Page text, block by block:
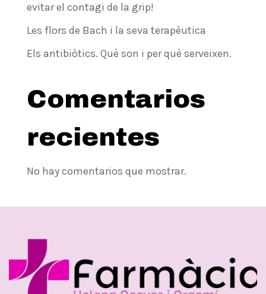
evitar el contagi de la grip!
Les flors de Bach i la seva terapèutica
Els antibiòtics. Què son i per què serveixen.
Comentarios
recientes
No hay comentarios que mostrar.